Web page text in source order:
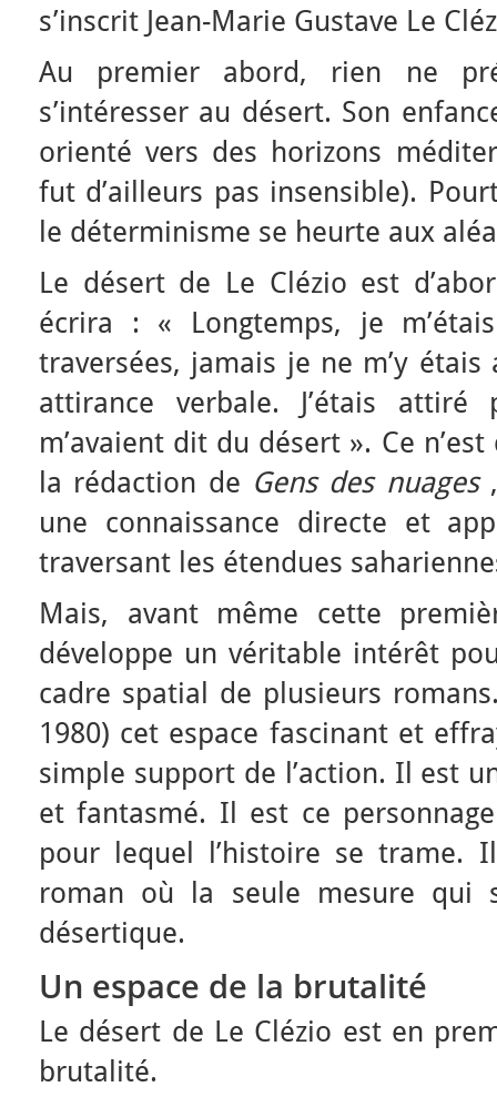
s’inscrit Jean-Marie Gustave Le
Au premier abord, rien ne
s’intéresser au désert. Son
orienté vers des horizons
fut d’ailleurs pas insensible).
le déterminisme se heurte aux
Le désert de Le Clézio est
écrira : « Longtemps, je
traversées, jamais je ne m’y étais
attirance verbale. J’étais
m’avaient dit du désert ». Ce
la rédaction de Gens des nuages,
une connaissance directe et
traversant les étendues
Mais, avant même cette
développe un véritable intérêt
cadre spatial de plusieurs
1980) cet espace fascinant et
simple support de l’action. Il est
et fantasmé. Il est ce
pour lequel l’histoire se trame.
roman où la seule mesure qui
désertique.
Un espace de la brutalité
Le désert de Le Clézio est en
brutalité.